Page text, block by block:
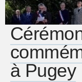
à Pugey